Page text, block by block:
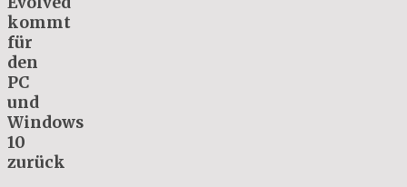
kommt
für
den
PC
und
Windows
10
zurück